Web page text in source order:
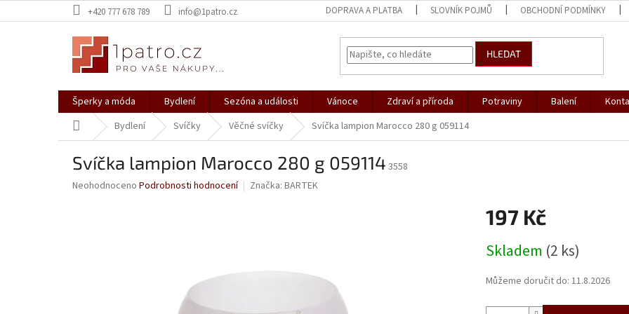
na
+420 777 678 789 info@1patro.cz DOPRAVA A PLATBA SLOVNÍK POJMŮ OBCHODNÍ PODMÍNKY
HLEDAT
Šperky a móda Bydlení Sezóna a události Vánoce Zdraví a příroda Potraviny Balení
Domů Bydlení Svíčky Věčné svíčky Svíčka lampion Marocco 280 g 059114
Svíčka lampion Marocco 280 g 059114 3558
Průměrné
Neohodnoceno Podrobnosti hodnocení Značka: BARTEK
197 Kč
cena:
Skladem (2 ks)
Můžeme doručit do: 11.8.2026